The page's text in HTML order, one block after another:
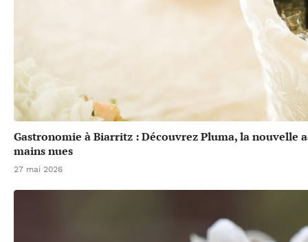
Gastronomie à Biarritz : Découvrez Pluma, la nouvelle
mains nues
27 mai 2026